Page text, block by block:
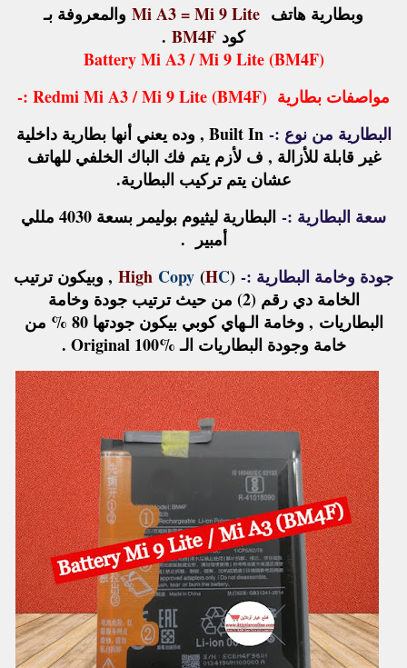
وبطارية هاتف
والمعروفة بـ
كود BM4F
.
Battery Mi A3 / Mi 9 Lite (BM4F)
مواصفات بطارية Redmi Mi A3 / Mi 9 Lite (BM4F) :-
البطارية من نوع :-
Built In , وده يعني أنها بطارية داخلية
غير قابلة للأزالة , ف لأزم يتم فك الباك الخلفي للهاتف
عشان يتم تركيب البطارية.
سعة البطارية :-
البطارية ليثيوم بوليمر بسعة 4030 مللي
أمبير .
جودة وخامة البطارية :- (
HC
)
High Copy
, وبيكون ترتيب
الخامة دي رقم (2) من حيث ترتيب جودة وخامة
البطاريات
, وخامة الـهاي كوبي بيكون جودتها 80 % من
خامة وجودة البطاريات الـ Original 100% .